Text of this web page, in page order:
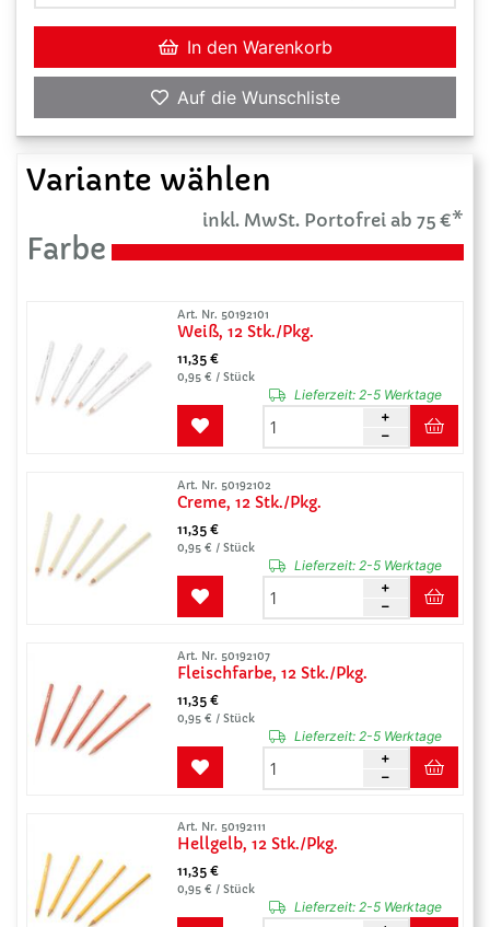
In den Warenkorb
Auf die Wunschliste
Variante wählen
inkl. MwSt. Portofrei ab 75 €*
Farbe
Art. Nr. 50192101
Weiß, 12 Stk./Pkg.
11,35 €
0,95 € / Stück
Lieferzeit:2-5 Werktage
Art. Nr. 50192102
Creme, 12 Stk./Pkg.
11,35 €
0,95 € / Stück
Lieferzeit:2-5 Werktage
Art. Nr. 50192107
Fleischfarbe, 12 Stk./Pkg.
11,35 €
0,95 € / Stück
Lieferzeit:2-5 Werktage
Art. Nr. 50192111
Hellgelb, 12 Stk./Pkg.
11,35 €
0,95 € / Stück
Lieferzeit:2-5 Werktage